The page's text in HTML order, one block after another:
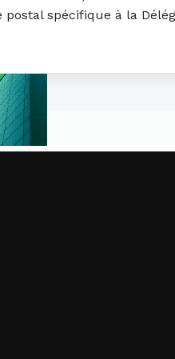
spécifique à la